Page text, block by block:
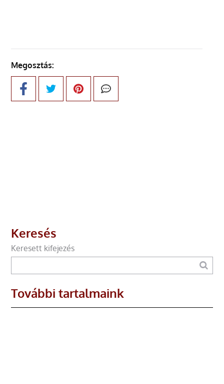
Megosztás:
Keresés
Keresett kifejezés
További tartalmaink